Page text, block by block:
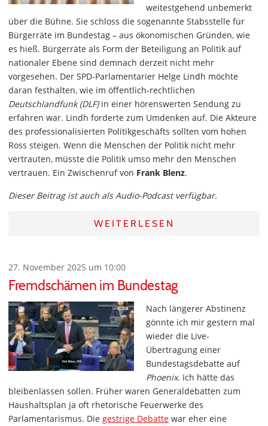
weitestgehend unbemerkt
über die Bühne. Sie schloss die sogenannte Stabsstelle für
Bürgerräte im Bundestag – aus ökonomischen Gründen, wie
es hieß. Bürgerräte als Form der Beteiligung an Politik auf
nationaler Ebene sind demnach derzeit nicht mehr
vorgesehen. Der SPD-Parlamentarier Helge Lindh möchte
daran festhalten, wie im öffentlich-rechtlichen
Deutschlandfunk (DLF)in einer hörenswerten Sendung zu
erfahren war. Lindh forderte zum Umdenken auf. Die Akteure
des professionalisierten Politikgeschäfts sollten vom hohen
Ross steigen. Wenn die Menschen der Politik nicht mehr
vertrauten, müsste die Politik umso mehr den Menschen
vertrauen. Ein Zwischenruf von Frank Blenz.
Dieser Beitrag ist auch als Audio-Podcast verfügbar.
WEITERLESEN
27. November 2025 um 10:00
Fremdschämen im Bundestag
Nach längerer Abstinenz
gönnte ich mir gestern mal
wieder die Live-
Übertragung einer
Bundestagsdebatte auf
Phoenix. Ich hätte das
bleibenlassen sollen. Früher waren Generaldebatten zum
Haushaltsplan ja oft rhetorische Feuerwerke des
Parlamentarismus. Die gestrige Debatte war eher eine